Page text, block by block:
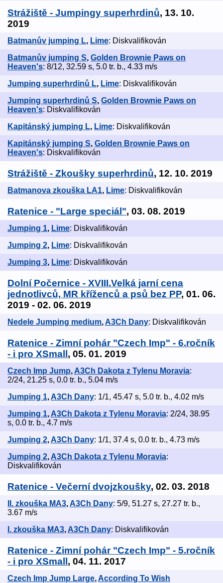
Strážiště - Jumpingy superhrdinů, 13. 10.
2019
Batmanův jumping L, Lime: Diskvalifikován
Batmanův jumping S, Golden Brownie Paws on
Heaven's: 8/12, 32.59 s, 5.0 tr. b., 4.33 m/s
Jumping superhrdinů L, Lime: Diskvalifikován
Jumping superhrdinů S, Golden Brownie Paws on
Heaven's: Diskvalifikován
Kapitánský jumping L, Lime: Diskvalifikován
Kapitánský jumping S, Golden Brownie Paws on
Heaven's: Diskvalifikován
Strážiště - Zkoušky superhrdinů, 12. 10. 2019
Batmanova zkouška LA1, Lime: Diskvalifikován
Ratenice - "Large speciál", 03. 08. 2019
Jumping 1, Lime: Diskvalifikován
Jumping 2, Lime: Diskvalifikován
Jumping 3, Lime: Diskvalifikován
Dolní Počernice - XVIII.Velká jarní cena
jednotlivců, MR kříženců a psů bez PP, 01. 06.
2019 - 02. 06. 2019
Nedele Jumping medium,A3Ch Dany: Diskvalifikován
Ratenice - Zimní pohár "Czech Imp" - 6.ročník
- i pro XSmall , 05. 01. 2019
Czech Imp Jump, A3Ch Dakota z Tylenu Moravia:
2/24, 21.25 s, 0.0 tr. b., 5.04 m/s
Jumping 1,A3Ch Dany: 1/1, 45.47 s, 5.0 tr. b., 4.02 m/s
Jumping 1, A3Ch Dakota z Tylenu Moravia: 2/24, 38.95
s, 0.0 tr. b., 4.7 m/s
Jumping 2,A3Ch Dany: 1/1, 37.4 s, 0.0 tr. b., 4.73 m/s
Jumping 2, A3Ch Dakota z Tylenu Moravia:
Diskvalifikován
Ratenice - Večerní dvojzkoušky, 02. 03. 2018
II. zkouška MA3,A3Ch Dany: 5/9, 51.27 s, 27.27 tr. b.,
3.67 m/s
I. zkouška MA3, A3Ch Dany: Diskvalifikován
Ratenice - Zimní pohár "Czech Imp" - 5.ročník
- i pro XSmall , 04. 11. 2017
Czech Imp Jump Large,According To Wish